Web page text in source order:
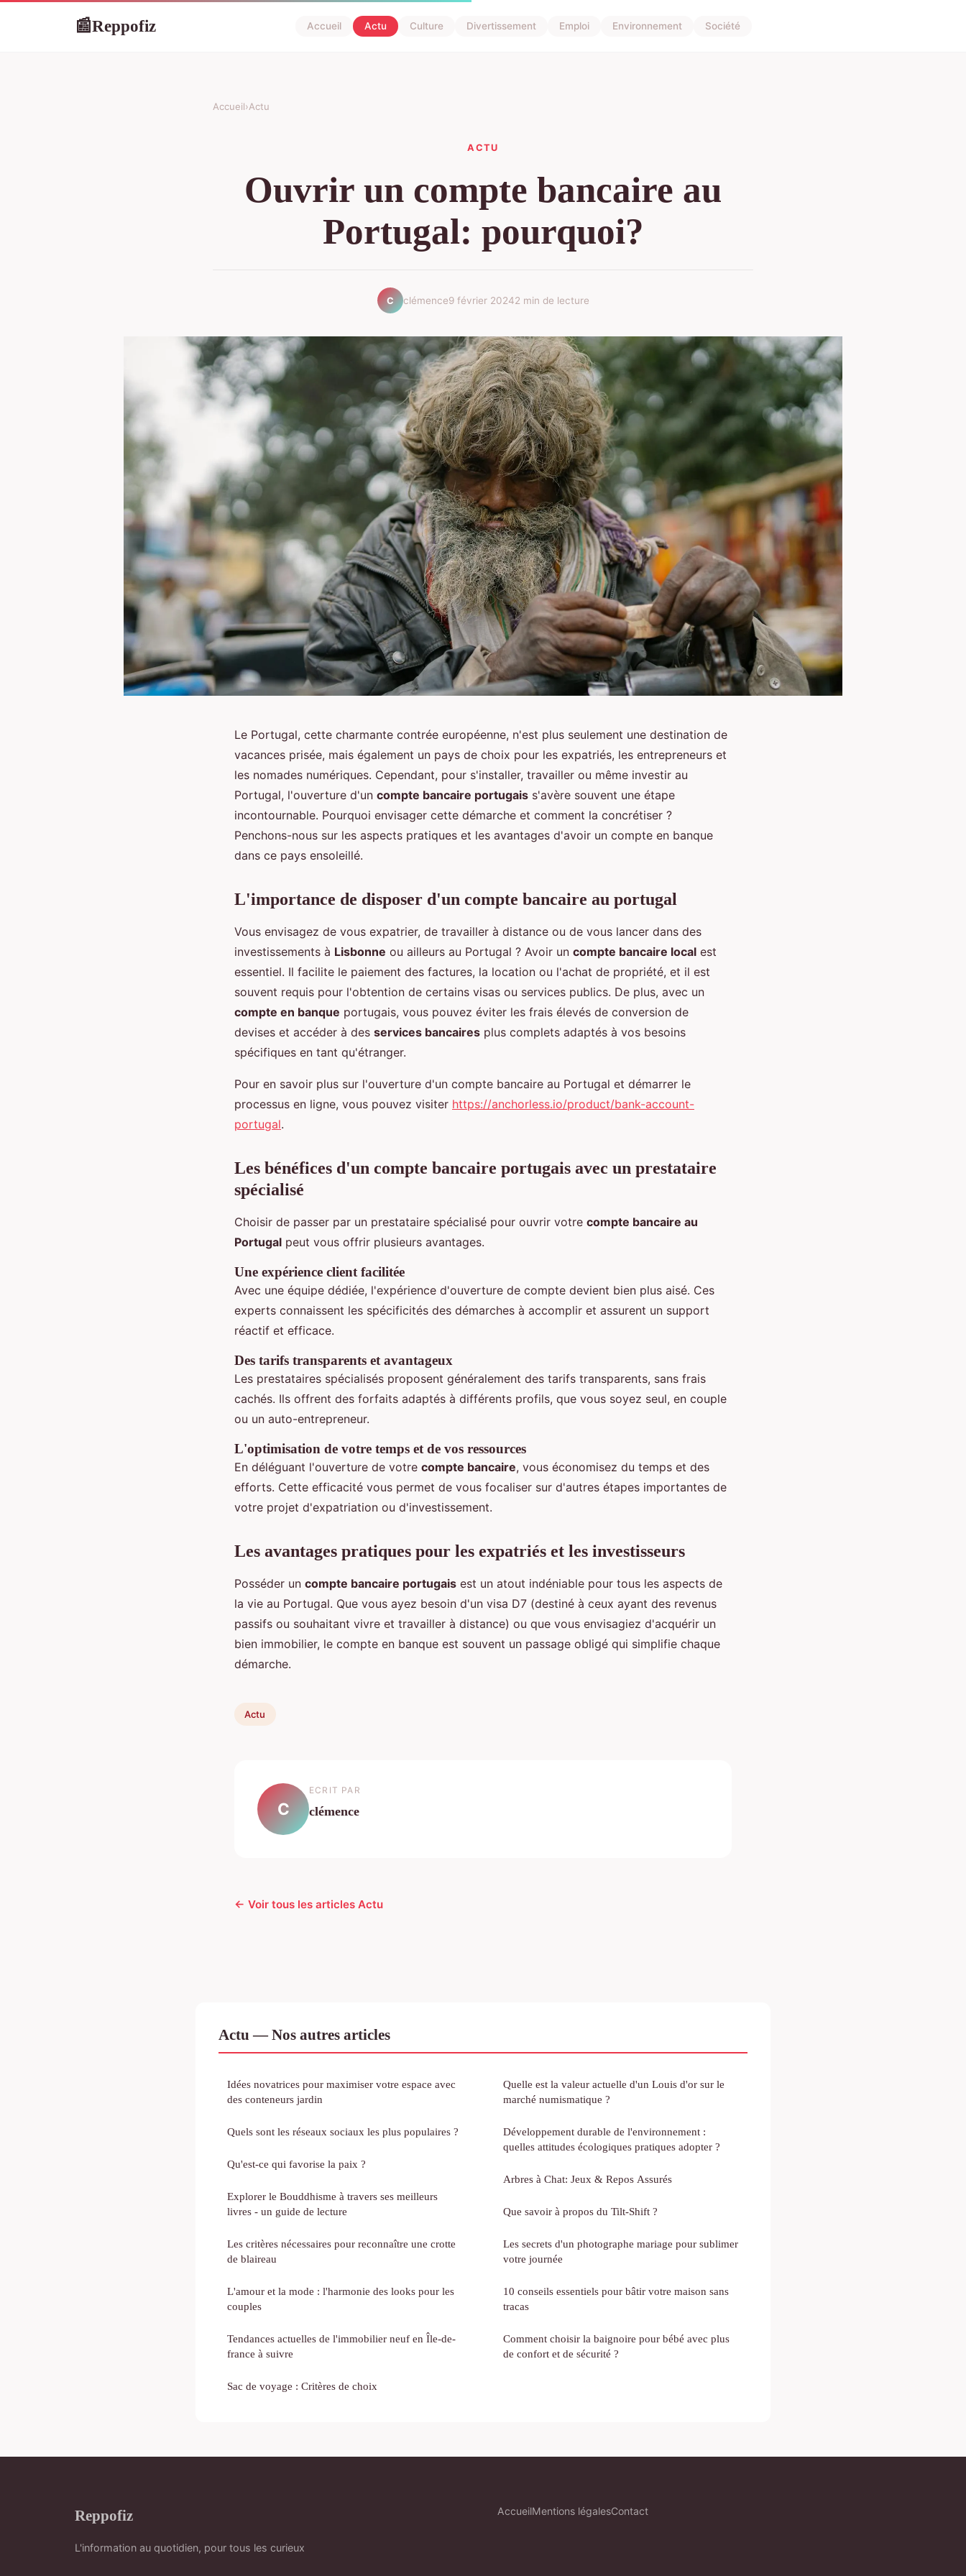
📰Reppofiz Accueil Actu Culture Divertissement Emploi Environnement Société
Accueil›Actu
ACTU
Ouvrir un compte bancaire au
Portugal: pourquoi?
C clémence9 février 20242 min de lecture
Le Portugal, cette charmante contrée européenne, n'est plus seulement une destination de
vacances prisée, mais également un pays de choix pour les expatriés, les entrepreneurs et
les nomades numériques. Cependant, pour s'installer, travailler ou même investir au
Portugal, l'ouverture d'un compte bancaire portugais s'avère souvent une étape
incontournable. Pourquoi envisager cette démarche et comment la concrétiser ?
Penchons-nous sur les aspects pratiques et les avantages d'avoir un compte en banque
dans ce pays ensoleillé.
L'importance de disposer d'un compte bancaire au portugal
Vous envisagez de vous expatrier, de travailler à distance ou de vous lancer dans des
investissements à Lisbonne ou ailleurs au Portugal ? Avoir un compte bancaire local est
essentiel. Il facilite le paiement des factures, la location ou l'achat de propriété, et il est
souvent requis pour l'obtention de certains visas ou services publics. De plus, avec un
compte en banque portugais, vous pouvez éviter les frais élevés de conversion de
devises et accéder à des services bancaires plus complets adaptés à vos besoins
spécifiques en tant qu'étranger.
Pour en savoir plus sur l'ouverture d'un compte bancaire au Portugal et démarrer le
processus en ligne, vous pouvez visiter https://anchorless.io/product/bank-account-
portugal.
Les bénéfices d'un compte bancaire portugais avec un prestataire
spécialisé
Choisir de passer par un prestataire spécialisé pour ouvrir votre compte bancaire au
Portugal peut vous offrir plusieurs avantages.
Une expérience client facilitée
Avec une équipe dédiée, l'expérience d'ouverture de compte devient bien plus aisé. Ces
experts connaissent les spécificités des démarches à accomplir et assurent un support
réactif et efficace.
Des tarifs transparents et avantageux
Les prestataires spécialisés proposent généralement des tarifs transparents, sans frais
cachés. Ils offrent des forfaits adaptés à différents profils, que vous soyez seul, en couple
ou un auto-entrepreneur.
L'optimisation de votre temps et de vos ressources
En déléguant l'ouverture de votre compte bancaire, vous économisez du temps et des
efforts. Cette efficacité vous permet de vous focaliser sur d'autres étapes importantes de
votre projet d'expatriation ou d'investissement.
Les avantages pratiques pour les expatriés et les investisseurs
Posséder un compte bancaire portugais est un atout indéniable pour tous les aspects de
la vie au Portugal. Que vous ayez besoin d'un visa D7 (destiné à ceux ayant des revenus
passifs ou souhaitant vivre et travailler à distance) ou que vous envisagiez d'acquérir un
bien immobilier, le compte en banque est souvent un passage obligé qui simplifie chaque
démarche.
Actu
C
ECRIT PAR
clémence
← Voir tous les articles Actu
Actu — Nos autres articles
Idées novatrices pour maximiser votre espace avec
des conteneurs jardin
Quels sont les réseaux sociaux les plus populaires ?
Qu'est-ce qui favorise la paix ?
Explorer le Bouddhisme à travers ses meilleurs
livres - un guide de lecture
Les critères nécessaires pour reconnaître une crotte
de blaireau
L'amour et la mode : l'harmonie des looks pour les
couples
Tendances actuelles de l'immobilier neuf en Île-de-
france à suivre
Sac de voyage : Critères de choix
Quelle est la valeur actuelle d'un Louis d'or sur le
marché numismatique ?
Développement durable de l'environnement :
quelles attitudes écologiques pratiques adopter ?
Arbres à Chat: Jeux & Repos Assurés
Que savoir à propos du Tilt-Shift ?
Les secrets d'un photographe mariage pour sublimer
votre journée
10 conseils essentiels pour bâtir votre maison sans
tracas
Comment choisir la baignoire pour bébé avec plus
de confort et de sécurité ?
Reppofiz
L'information au quotidien, pour tous les curieux
AccueilMentions légalesContact